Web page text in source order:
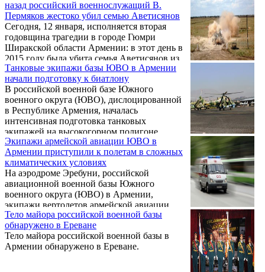
назад российский военнослужащий В.
Пермяков жестоко убил семью Аветисянов
Сегодня, 12 января, исполняется вторая
годовщина трагедии в городе Гюмри
Ширакской области Армении: в этот день в
2015 году была убита семья Аветисянов из
семи человек, включая двухлетнюю девочку
и 6-месячного младенца.
Танковые экипажи базы ЮВО в Армении
начали подготовку к биатлону
В российской военной базе Южного
военного округа (ЮВО), дислоцированной
в Республике Армения, началась
интенсивная подготовка танковых
экипажей на высокогорном полигоне
"Алагяз", сообщает пресс-служба Южного
военного округа.
Экипажи армейской авиации ЮВО в
Армении приступили к полетам в сложных
климатических условиях
На аэродроме Эребуни, российской
авиационной военной базы Южного
военного округа (ЮВО) в Армении,
экипажи вертолетов армейской авиации
приступили к одиночной подготовке и
полетам в сложных климатических
условиях.
Тело майора российской военной базы
обнаружено в Ереване
Тело майора российской военной базы в
Армении обнаружено в Ереване.